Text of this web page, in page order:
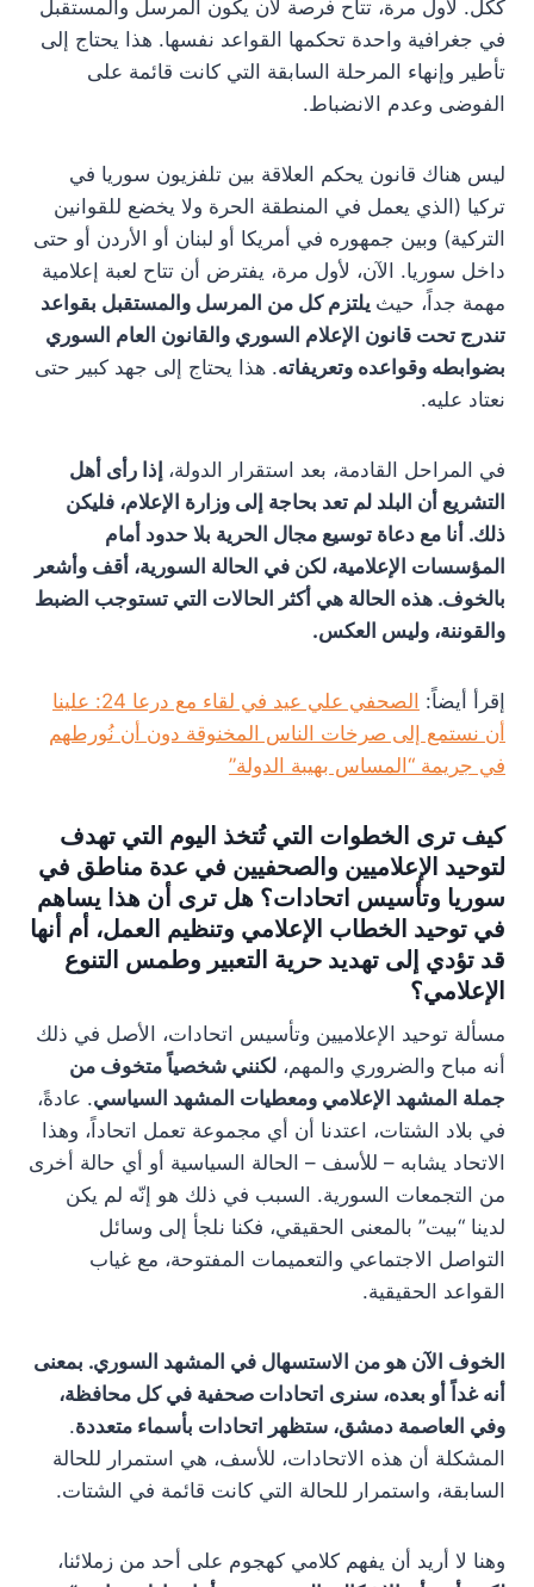
ككل. لأول مرة، تتاح فرصة لأن يكون المرسل والمستقبل
في جغرافية واحدة تحكمها القواعد نفسها. هذا يحتاج إلى
تأطير وإنهاء المرحلة السابقة التي كانت قائمة على
الفوضى وعدم الانضباط.
ليس هناك قانون يحكم العلاقة بين تلفزيون سوريا في
تركيا (الذي يعمل في المنطقة الحرة ولا يخضع للقوانين
التركية) وبين جمهوره في أمريكا أو لبنان أو الأردن أو حتى
داخل سوريا. الآن، لأول مرة، يفترض أن تتاح لعبة إعلامية
مهمة جداً، حيث يلتزم كل من المرسل والمستقبل بقواعد
تندرج تحت قانون الإعلام السوري والقانون العام السوري
بضوابطه وقواعده وتعريفاته. هذا يحتاج إلى جهد كبير حتى
نعتاد عليه.
في المراحل القادمة، بعد استقرار الدولة، إذا رأى أهل
التشريع أن البلد لم تعد بحاجة إلى وزارة الإعلام، فليكن
ذلك. أنا مع دعاة توسيع مجال الحرية بلا حدود أمام
المؤسسات الإعلامية، لكن في الحالة السورية، أقف وأشعر
بالخوف. هذه الحالة هي أكثر الحالات التي تستوجب الضبط
والقوننة، وليس العكس.
إقرأ أيضاً:
الصحفي علي عيد في لقاء مع درعا 24: علينا
أن نستمع إلى صرخات الناس المخنوقة دون أن نُورطهم
في جريمة “المساس بهيبة الدولة”
كيف ترى الخطوات التي تُتخذ اليوم التي تهدف
لتوحيد الإعلاميين والصحفيين في عدة مناطق في
سوريا وتأسيس اتحادات؟ هل ترى أن هذا يساهم
في توحيد الخطاب الإعلامي وتنظيم العمل، أم أنها
قد تؤدي إلى تهديد حرية التعبير وطمس التنوع
الإعلامي؟
مسألة توحيد الإعلاميين وتأسيس اتحادات، الأصل في ذلك
أنه مباح والضروري والمهم، لكنني شخصياً متخوف من
جملة المشهد الإعلامي ومعطيات المشهد السياسي. عادةً،
في بلاد الشتات، اعتدنا أن أي مجموعة تعمل اتحاداً، وهذا
الاتحاد يشابه – للأسف – الحالة السياسية أو أي حالة أخرى
من التجمعات السورية. السبب في ذلك هو إنّه لم يكن
لدينا “بيت” بالمعنى الحقيقي، فكنا نلجأ إلى وسائل
التواصل الاجتماعي والتعميمات المفتوحة، مع غياب
القواعد الحقيقية.
الخوف الآن هو من الاستسهال في المشهد السوري. بمعنى
أنه غداً أو بعده، سنرى اتحادات صحفية في كل محافظة،
وفي العاصمة دمشق، ستظهر اتحادات بأسماء متعددة.
المشكلة أن هذه الاتحادات، للأسف، هي استمرار للحالة
السابقة، واستمرار للحالة التي كانت قائمة في الشتات.
وهنا لا أريد أن يفهم كلامي كهجوم على أحد من زملائنا،